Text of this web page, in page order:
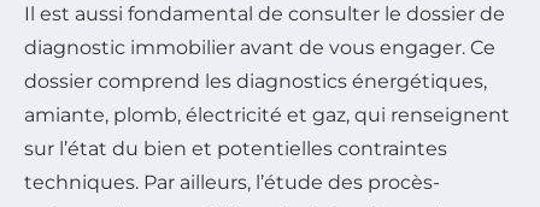
Il est aussi fondamental de consulter le dossier de
diagnostic immobilier avant de vous engager. Ce
dossier comprend les diagnostics énergétiques,
amiante, plomb, électricité et gaz, qui renseignent
sur l’état du bien et potentielles contraintes
techniques. Par ailleurs, l’étude des procès-